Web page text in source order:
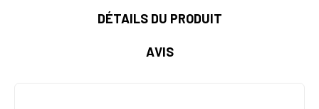
DÉTAILS DU PRODUIT
AVIS